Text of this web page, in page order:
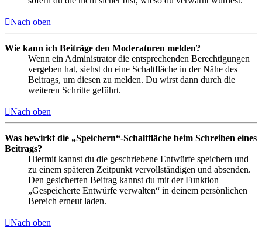
Nach oben
Wie kann ich Beiträge den Moderatoren melden?
Wenn ein Administrator die entsprechenden Berechtigungen
vergeben hat, siehst du eine Schaltfläche in der Nähe des
Beitrags, um diesen zu melden. Du wirst dann durch die
weiteren Schritte geführt.
Nach oben
Was bewirkt die „Speichern“-Schaltfläche beim Schreiben eines
Beitrags?
Hiermit kannst du die geschriebene Entwürfe speichern und
zu einem späteren Zeitpunkt vervollständigen und absenden.
Den gesicherten Beitrag kannst du mit der Funktion
„Gespeicherte Entwürfe verwalten“ in deinem persönlichen
Bereich erneut laden.
Nach oben